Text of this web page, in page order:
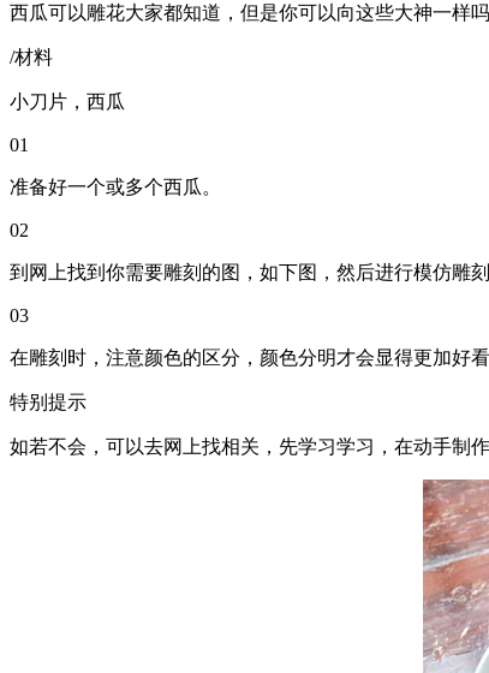
西瓜可以雕花大家都知道，但是你可以向这些大神一样
/材料
小刀片，西瓜
01
准备好一个或多个西瓜。
02
到网上找到你需要雕刻的图，如下图，然后进行模仿雕刻
03
在雕刻时，注意颜色的区分，颜色分明才会显得更加好看
特别提示
如若不会，可以去网上找相关，先学习学习，在动手制作